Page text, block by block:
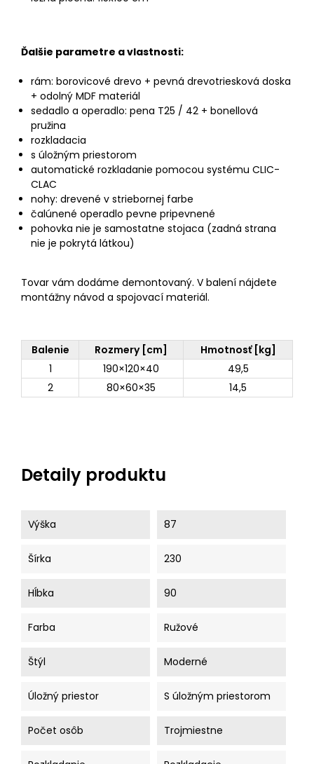
Ďalšie parametre a vlastnosti:
rám: borovicové drevo + pevná drevotriesková doska
+ odolný MDF materiál
sedadlo a operadlo: pena T25 / 42 + bonellová
pružina
rozkladacia
s úložným priestorom
automatické rozkladanie pomocou systému CLIC-
CLAC
nohy: drevené v striebornej farbe
čalúnené operadlo pevne pripevnené
pohovka nie je samostatne stojaca (zadná strana
nie je pokrytá látkou)
Tovar vám dodáme demontovaný. V balení nájdete
montážny návod a spojovací materiál.
Balenie Rozmery [cm]
Hmotnosť [kg]
1
190×120×40
49,5
2
80×60×35 14,5
Detaily produktu
Výška 87
Šírka 230
Hĺbka 90
Farba Ružové
Štýl Moderné
Úložný priestor S úložným priestorom
Počet osôb Trojmiestne